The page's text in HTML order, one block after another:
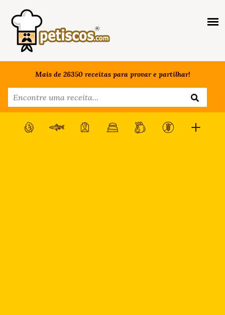
Mais de 26350 receitas para provar e partilhar!